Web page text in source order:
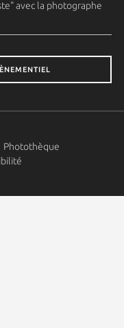
avec la photographe
Photothèque